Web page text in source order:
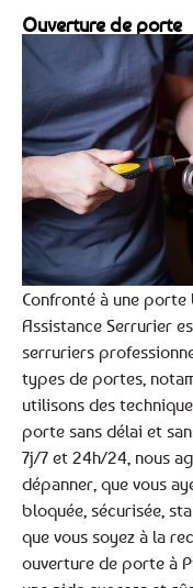
Ouverture de porte
Confronté à une
Assistance Serrurier
serruriers
types de portes,
utilisons des
porte sans délai et
7j/7 et 24h/24, nous
dépanner, que vous
bloquée, sécurisée,
que vous soyez à la
ouverture de porte à